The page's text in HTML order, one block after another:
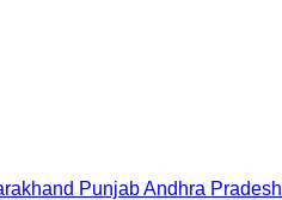
PunjabAndhra Pradesh